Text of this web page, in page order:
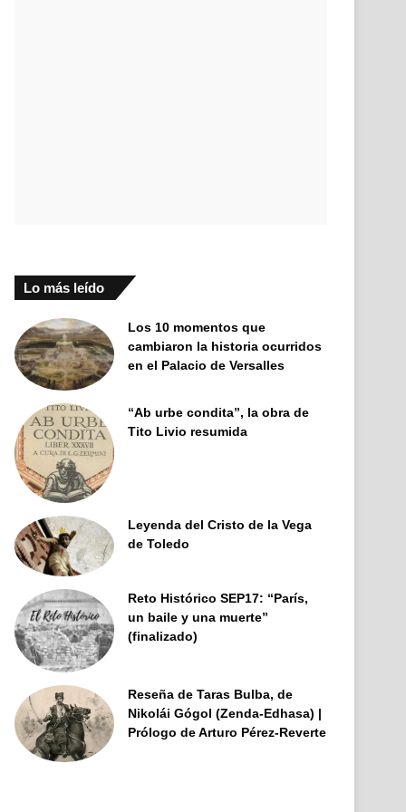
Lo más leído
Los 10 momentos que
cambiaron la historia ocurridos
en el Palacio de Versalles
“Ab urbe condita”, la obra de
Tito Livio resumida
Leyenda del Cristo de la Vega
de Toledo
Reto Histórico SEP17: “París,
un baile y una muerte”
(finalizado)
Reseña de Taras Bulba, de
Nikolái Gógol (Zenda-Edhasa) |
Prólogo de Arturo Pérez-Reverte